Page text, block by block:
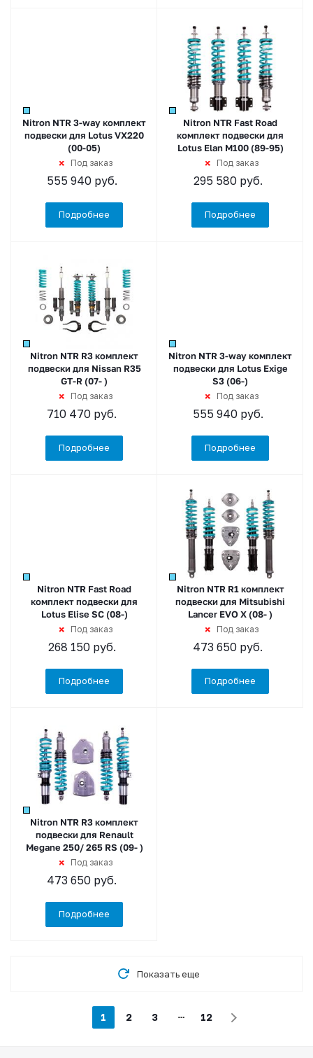
Nitron NTR 3-way комплект
подвески для Lotus VX220
(00-05)
Под заказ
555 940руб.
Подробнее
Nitron NTR Fast Road
комплект подвески для
Lotus Elan M100 (89-95)
Под заказ
295 580руб.
Подробнее
Nitron NTR R3 комплект
подвески для Nissan R35
GT-R (07- )
Под заказ
710 470 руб.
Подробнее
Nitron NTR 3-way комплект
подвески для Lotus Exige
S3 (06-)
Под заказ
555 940руб.
Подробнее
Nitron NTR Fast Road
комплект подвески для
Lotus Elise SC (08-)
Под заказ
268 150руб.
Подробнее
Nitron NTR R1 комплект
подвески для Mitsubishi
Lancer EVO X (08- )
Под заказ
473 650 руб.
Подробнее
Nitron NTR R3 комплект
подвески для Renault
Megane 250/ 265 RS (09- )
Под заказ
473 650 руб.
Подробнее
Показать еще
1 2 3 12